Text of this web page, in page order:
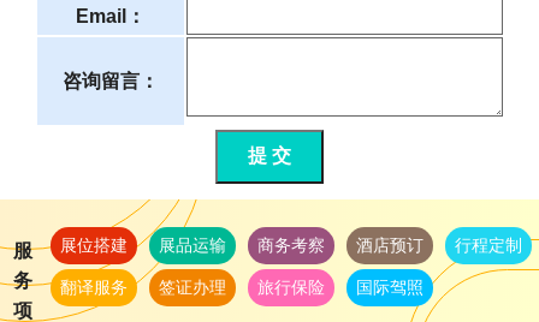
Email：
咨询留言：
提 交
服
务
项
展位搭建 展品运输 商务考察 酒店预订 行程定制
翻译服务 签证办理 旅行保险 国际驾照